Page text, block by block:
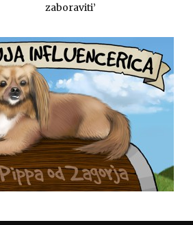
zaboraviti’